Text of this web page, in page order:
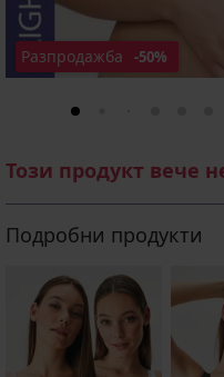
Разпродажба -50%
Този продукт вече
Подробни продукти